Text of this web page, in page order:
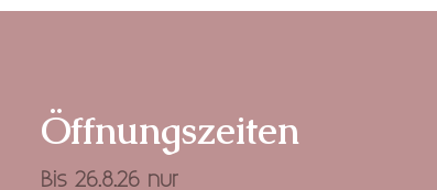
Öffnungszeiten
​Bis 26.8.26 nur